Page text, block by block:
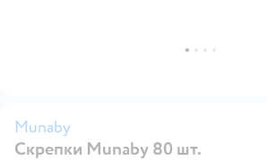
Munaby
Скрепки Munaby 80 шт.